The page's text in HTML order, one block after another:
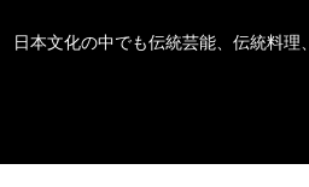
日本文化の中でも伝統芸能、伝統料